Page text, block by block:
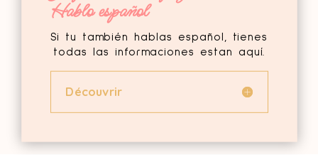
Hablo español
Si tu también hablas español, tienes
todas las informaciones estan aquí.
Découvrir